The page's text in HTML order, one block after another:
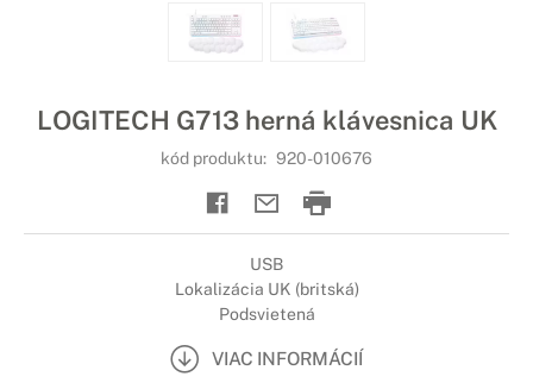
LOGITECH G713 herná klávesnica UK
kód produktu: 920-010676
USB
Lokalizácia UK (britská)
Podsvietená
VIAC INFORMÁCIÍ